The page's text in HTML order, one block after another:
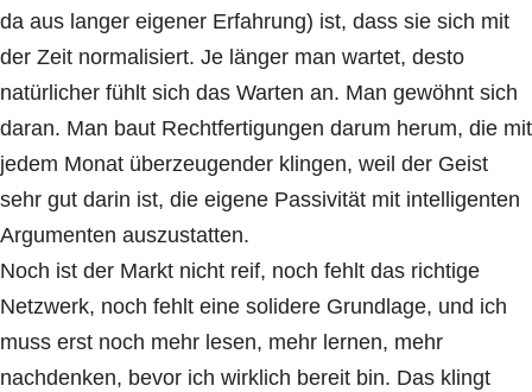
da aus langer eigener Erfahrung) ist, dass sie sich mit
der Zeit normalisiert. Je länger man wartet, desto
natürlicher fühlt sich das Warten an. Man gewöhnt sich
daran. Man baut Rechtfertigungen darum herum, die mit
jedem Monat überzeugender klingen, weil der Geist
sehr gut darin ist, die eigene Passivität mit intelligenten
Argumenten auszustatten.
Noch ist der Markt nicht reif, noch fehlt das richtige
Netzwerk, noch fehlt eine solidere Grundlage, und ich
muss erst noch mehr lesen, mehr lernen, mehr
nachdenken, bevor ich wirklich bereit bin. Das klingt